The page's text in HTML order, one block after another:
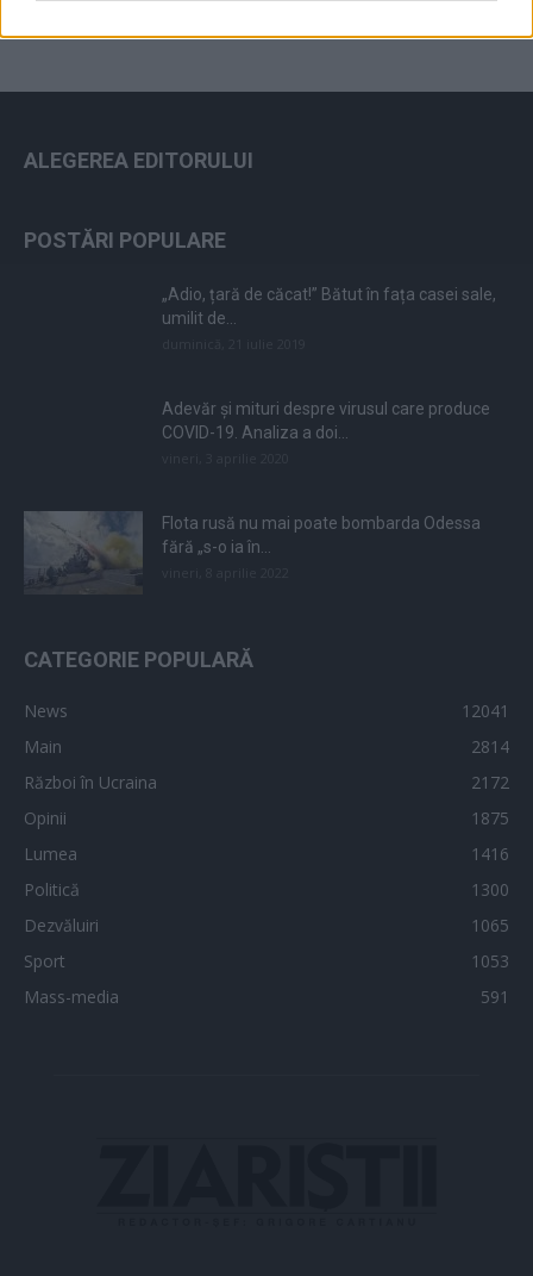
ALEGEREA EDITORULUI
POSTĂRI POPULARE
„Adio, țară de căcat!” Bătut în fața casei sale,
umilit de...
Adevăr și mituri despre virusul care produce
COVID-19. Analiza a doi...
Flota rusă nu mai poate bombarda Odessa
fără „s-o ia în...
CATEGORIE POPULARĂ
News
12041
Main
2814
Război în Ucraina
2172
Opinii
1875
Lumea
1416
Politică
1300
Dezvăluiri
1065
Sport
1053
Mass-media
591